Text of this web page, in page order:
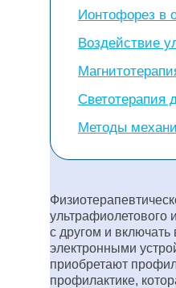
Ионтофорез в
Воздействие
Светотерапия
Методы
ультрафиолетового
с другом и
электронными
приобретают
профилактике,